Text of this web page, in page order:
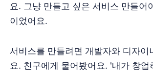
요. 그냥 만들고 싶은 서비스 만들어
이었어요.
서비스를 만들려면 개발자와 디자이
요. 친구에게 물어봤어요. '내가 창업